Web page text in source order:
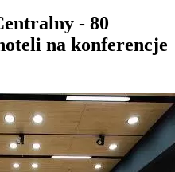
- 80
na konferencje